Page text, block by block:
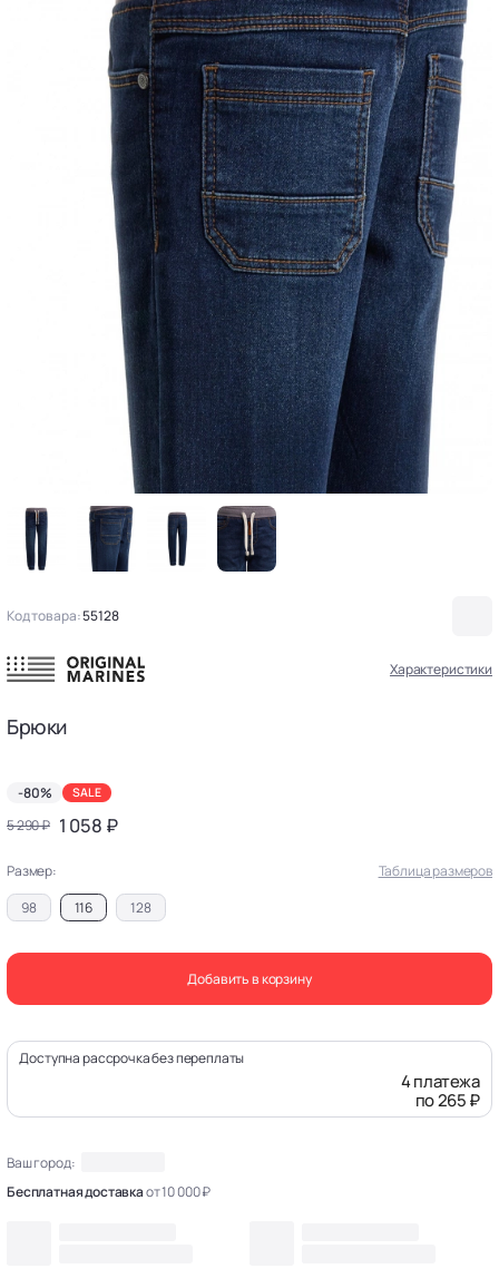
Код товара:55128
Характеристики
Брюки
-80% SALE
5 290 ₽ 1 058 ₽
Размер:
Таблица размеров
98
116 128
Добавить в корзину
Доступна рассрочка без переплаты
4 платежа
по 265 ₽
Ваш город:
Бесплатная доставкаот 10 000 ₽